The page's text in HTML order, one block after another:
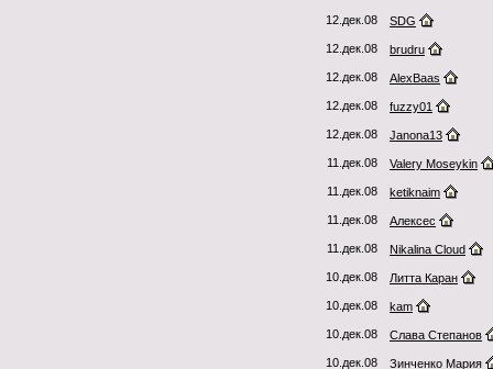
12.дек.08 SDG
12.дек.08 brudru
12.дек.08 AlexBaas
12.дек.08 fuzzy01
12.дек.08 Janona13
11.дек.08 Valery Moseykin
11.дек.08 ketiknaim
11.дек.08 Алексес
11.дек.08 Nikalina Cloud
10.дек.08 Литта Каран
10.дек.08 kam
10.дек.08 Слава Степанов
10.дек.08 Зинченко Мария